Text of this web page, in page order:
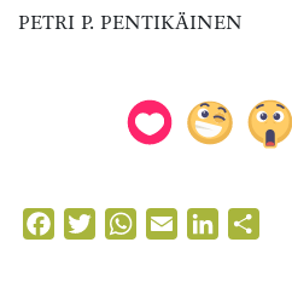
PETRI P. PENTIKÄINEN
FacebookTwitterWhatsApp
Email LinkedIn